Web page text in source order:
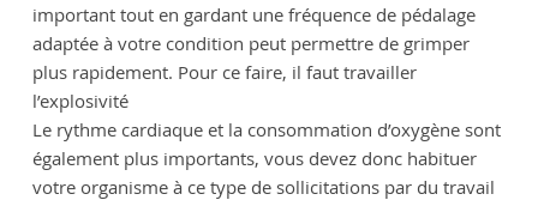
important tout en gardant une fréquence de pédalage
adaptée à votre condition peut permettre de grimper
plus rapidement. Pour ce faire, il faut travailler
l’explosivité
Le rythme cardiaque et la consommation d’oxygène sont
également plus importants, vous devez donc habituer
votre organisme à ce type de sollicitations par du travail